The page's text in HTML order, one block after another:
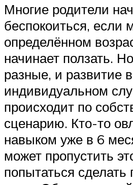
Многие родители
беспокоиться,
определённом
начинает ползать.
разные, и развитие
индивидуальном
происходит по
сценарию. Кто-то
навыком уже в 6
может пропустить
попытаться сделать